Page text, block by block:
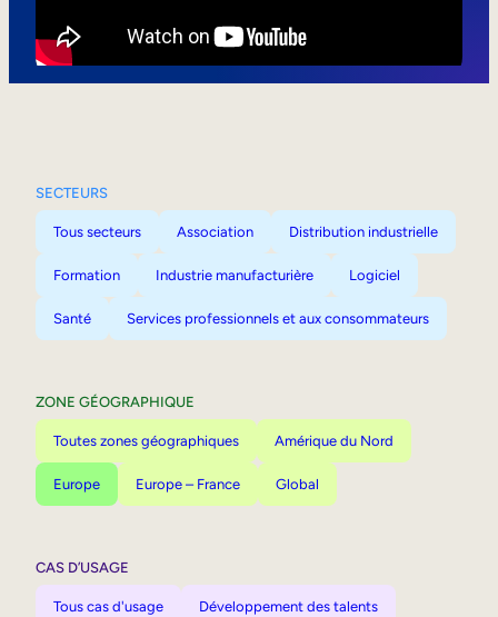
SECTEURS
Tous secteurs Association Distribution industrielle
Formation Industrie manufacturière Logiciel
Santé Services professionnels et aux consommateurs
ZONE GÉOGRAPHIQUE
Toutes zones géographiques Amérique du Nord
Europe Europe – France Global
CAS D’USAGE
Tous cas d'usage Développement des talents